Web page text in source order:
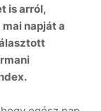
is arról,
napját a